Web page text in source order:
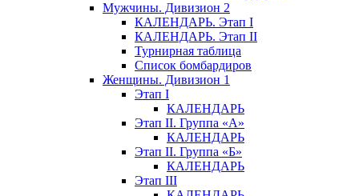
Мужчины. Дивизион 2
КАЛЕНДАРЬ. Этап I
КАЛЕНДАРЬ. Этап II
Турнирная таблица
Список бомбардиров
Женщины. Дивизион 1
Этап I
КАЛЕНДАРЬ
Этап II. Группа «А»
КАЛЕНДАРЬ
Этап II. Группа «Б»
КАЛЕНДАРЬ
Этап III